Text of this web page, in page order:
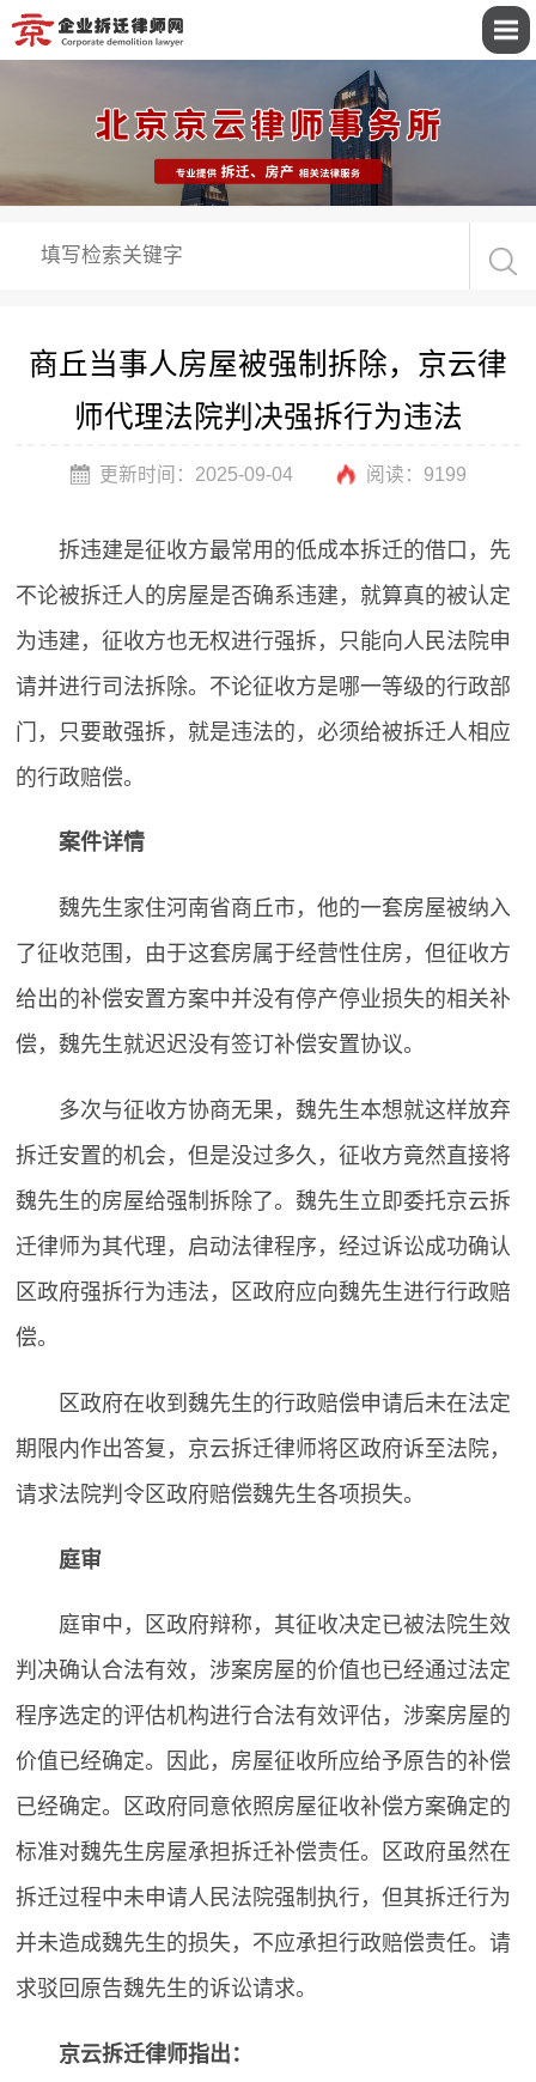
商丘当事人房屋被强制拆除，京云律
师代理法院判决强拆行为违法
更新时间：2025-09-04 阅读： 9199
拆违建是征收方最常用的低成本拆迁的借口，先
不论被拆迁人的房屋是否确系违建，就算真的被认定
为违建，征收方也无权进行强拆，只能向人民法院申
请并进行司法拆除。不论征收方是哪一等级的行政部
门，只要敢强拆，就是违法的，必须给被拆迁人相应
的行政赔偿。
案件详情
魏先生家住河南省商丘市，他的一套房屋被纳入
了征收范围，由于这套房属于经营性住房，但征收方
给出的补偿安置方案中并没有停产停业损失的相关补
偿，魏先生就迟迟没有签订补偿安置协议。
多次与征收方协商无果，魏先生本想就这样放弃
拆迁安置的机会，但是没过多久，征收方竟然直接将
魏先生的房屋给强制拆除了。魏先生立即委托京云拆
迁律师为其代理，启动法律程序，经过诉讼成功确认
区政府强拆行为违法，区政府应向魏先生进行行政赔
偿。
区政府在收到魏先生的行政赔偿申请后未在法定
期限内作出答复，京云拆迁律师将区政府诉至法院，
请求法院判令区政府赔偿魏先生各项损失。
庭审
庭审中，区政府辩称，其征收决定已被法院生效
判决确认合法有效，涉案房屋的价值也已经通过法定
程序选定的评估机构进行合法有效评估，涉案房屋的
价值已经确定。因此，房屋征收所应给予原告的补偿
已经确定。区政府同意依照房屋征收补偿方案确定的
标准对魏先生房屋承担拆迁补偿责任。区政府虽然在
拆迁过程中未申请人民法院强制执行，但其拆迁行为
并未造成魏先生的损失，不应承担行政赔偿责任。请
求驳回原告魏先生的诉讼请求。
京云拆迁律师指出：